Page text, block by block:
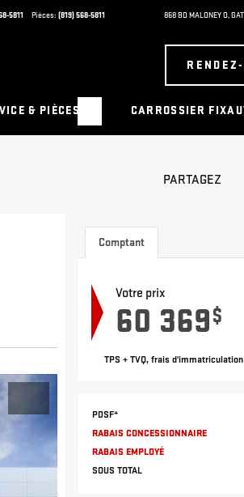
5811 Pièces: (819) 568-5811 868 BD MALONEY O,
& PIÈCES CARROSSIER
PARTAGEZ
Comptant
Votre prix
60 369$
PDSF*
RABAIS CONCESSIONNAIRE
RABAIS EMPLOYÉ
SOUS TOTAL